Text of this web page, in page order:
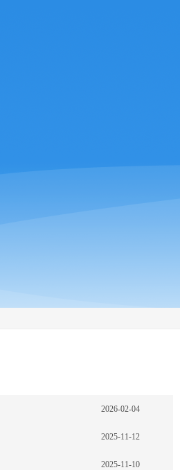
2026-02-04
2025-11-12
2025-11-10